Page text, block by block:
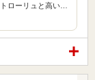
ローリュと高い…